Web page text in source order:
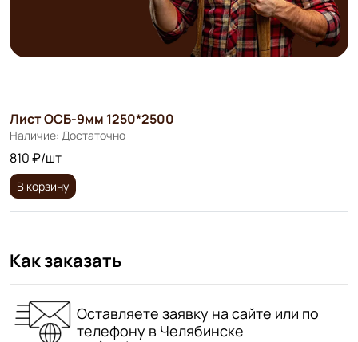
Лист ОСБ-9мм 1250*2500
Наличие: Достаточно
810 ₽/шт
В корзину
Как заказать
Оставляете заявку на сайте или по
телефону в Челябинске